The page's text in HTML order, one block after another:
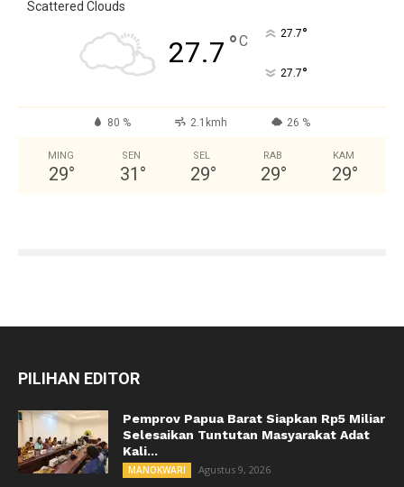
Scattered Clouds
27.7 °C 27.7°
27.7°
80 % 2.1kmh 26 %
MING
29°
SEN
31 °
SEL
29°
RAB
29°
KAM
29°
PILIHAN EDITOR
Pemprov Papua Barat Siapkan Rp5 Miliar
Selesaikan Tuntutan Masyarakat Adat
Kali...
MANOKWARI Agustus 9, 2026